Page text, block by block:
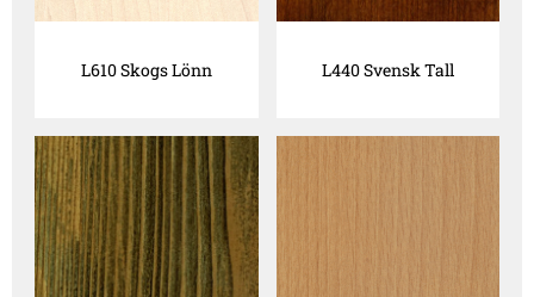
L610 Skogs Lönn L440 Svensk Tall